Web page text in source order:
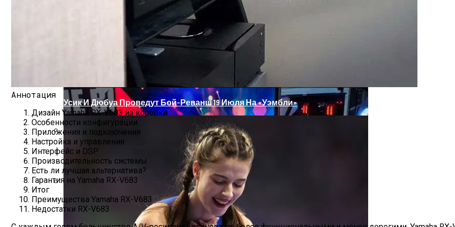
Два Прораба — Информационный Строительный Портал
Проект Дома С Верандой И Террасой + Фото
Обзор IMac Pro (2017) — Самый Мощный Моноблок, Всё-В-Одном Для Профессионалов
Усик И Дюбуа Проведут Бой-Реванш 19 Июля На «Уэмбли»
Аннотация
Дизайн Yamaha RX-V683 из коробки
Особенности конфигурации
Приложения и подключения
Настройка и управления
Интерфейс и DSP
Производительность системы
Есть ли лучшая альтернатива?
Гарантия на Yamaha RX-V683
Итог
Преимущества Yamaha RX-V683
Недостатки RX-V683